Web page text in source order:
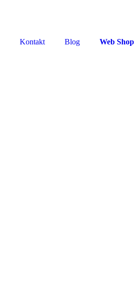
Kontakt Blog Web Shop